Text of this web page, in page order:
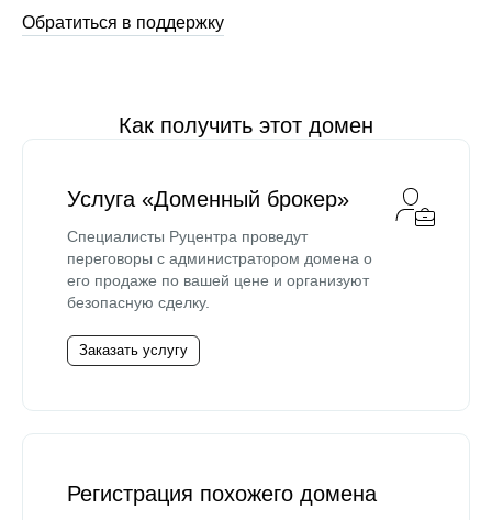
Обратиться в поддержку
Как получить этот домен
Услуга «Доменный брокер»
Специалисты Руцентра проведут
переговоры с администратором домена о
его продаже по вашей цене и организуют
безопасную сделку.
Заказать услугу
Регистрация похожего домена